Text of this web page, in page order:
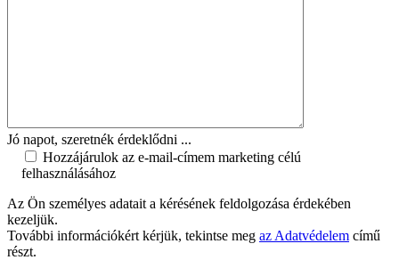
Jó napot, szeretnék érdeklődni ...
Hozzájárulok az e-mail-címem marketing célú
felhasználásához
Az Ön személyes adatait a kérésének feldolgozása érdekében
kezeljük.
További információkért kérjük, tekintse meg az Adatvédelem című
részt.